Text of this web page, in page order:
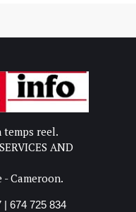
reel.
AND
- Cameroon.
| 674 725 834